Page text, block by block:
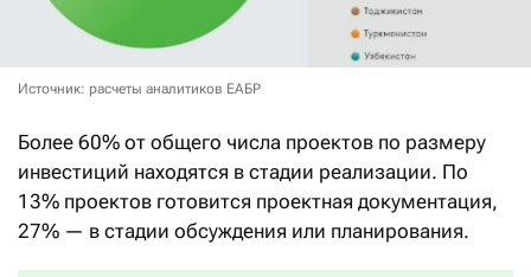
Источник: расчеты аналитиков ЕАБР
Более 60% от общего числа проектов по размеру
инвестиций находятся в стадии реализации. По
13% проектов готовится проектная документация,
27% — в стадии обсуждения или планирования.